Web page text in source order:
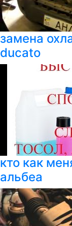
замена
ducato
кто как
альбеа